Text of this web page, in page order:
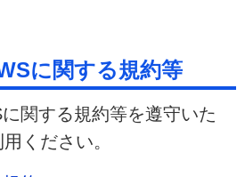
に関する規約等
関する規約等を遵守いた
ください。